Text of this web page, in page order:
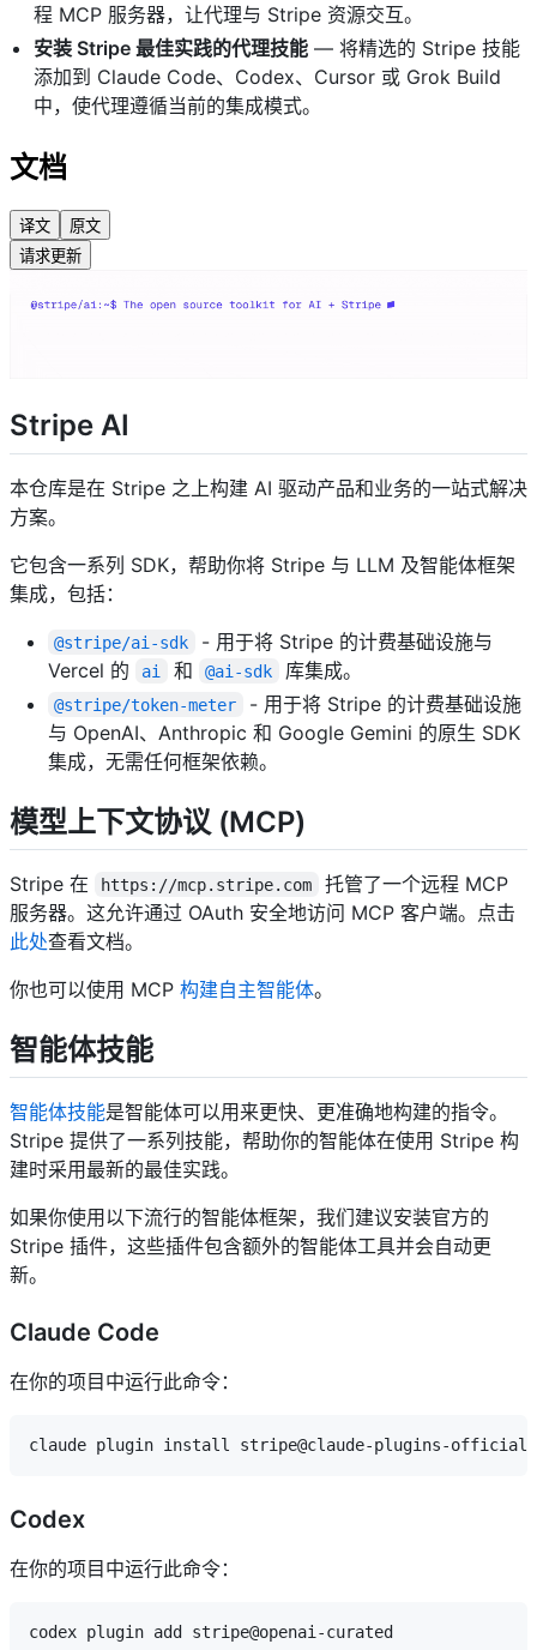
程 MCP 服务器，让代理与 Stripe 资源交互。
安装 Stripe 最佳实践的代理技能 — 将精选的 Stripe 技能
添加到 Claude Code、Codex、Cursor 或 Grok Build
中，使代理遵循当前的集成模式。
文档
译文
原文
请求更新
Stripe AI
本仓库是在 Stripe 之上构建 AI 驱动产品和业务的一站式解决
方案。
它包含一系列 SDK，帮助你将 Stripe 与 LLM 及智能体框架
集成，包括：
@stripe/ai-sdk
- 用于将 Stripe 的计费基础设施与
Vercel 的
ai 和 @ai-sdk 库集成。
@stripe/token-meter
- 用于将 Stripe 的计费基础设施
与 OpenAI、Anthropic 和 Google Gemini 的原生 SDK
集成，无需任何框架依赖。
模型上下文协议 (MCP)
Stripe 在 https://mcp.stripe.com
托管了一个远程 MCP
服务器。这允许通过 OAuth 安全地访问 MCP 客户端。点击
此处查看文档。
你也可以使用 MCP 构建自主智能体。
智能体技能
智能体技能是智能体可以用来更快、更准确地构建的指令。
Stripe 提供了一系列技能，帮助你的智能体在使用 Stripe 构
建时采用最新的最佳实践。
如果你使用以下流行的智能体框架，我们建议安装官方的
Stripe 插件，这些插件包含额外的智能体工具并会自动更
新。
Claude Code
在你的项目中运行此命令：
Codex
在你的项目中运行此命令：